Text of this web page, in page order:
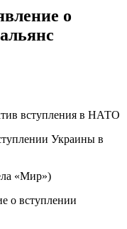
о
вступления в НАТО
«Мир»)